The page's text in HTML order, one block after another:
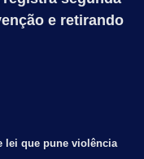
e retirando
lei que pune violência